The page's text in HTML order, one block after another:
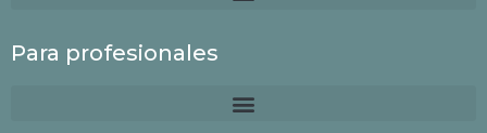
Para profesionales